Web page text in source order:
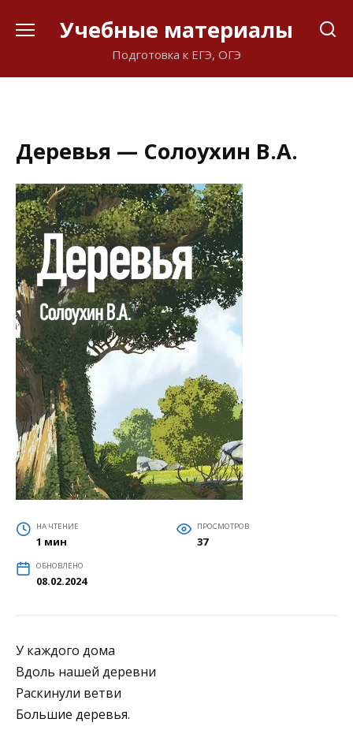
Учебные материалы
Подготовка к ЕГЭ, ОГЭ
Деревья — Солоухин В.А.
НА ЧТЕНИЕ
1 мин
ПРОСМОТРОВ
37
ОБНОВЛЕНО
08.02.2024
У каждого дома
Вдоль нашей деревни
Раскинули ветви
Большие деревья.